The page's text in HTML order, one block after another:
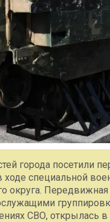
города посетили
специальной
округа.
СВО, открылась в